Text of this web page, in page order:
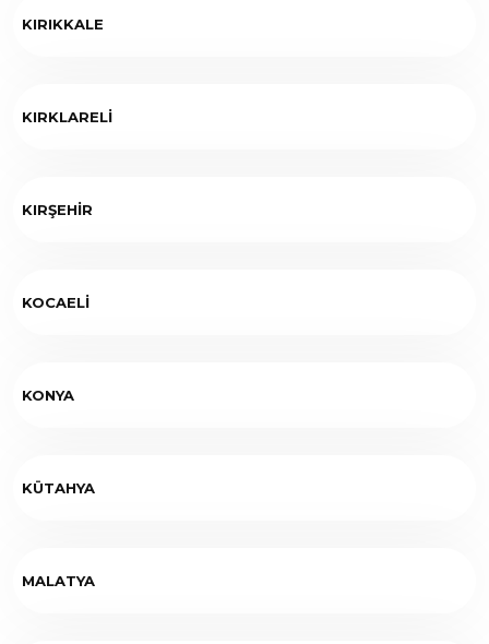
KIRIKKALE
KIRKLARELİ
KIRŞEHİR
KOCAELİ
KONYA
KÜTAHYA
MALATYA